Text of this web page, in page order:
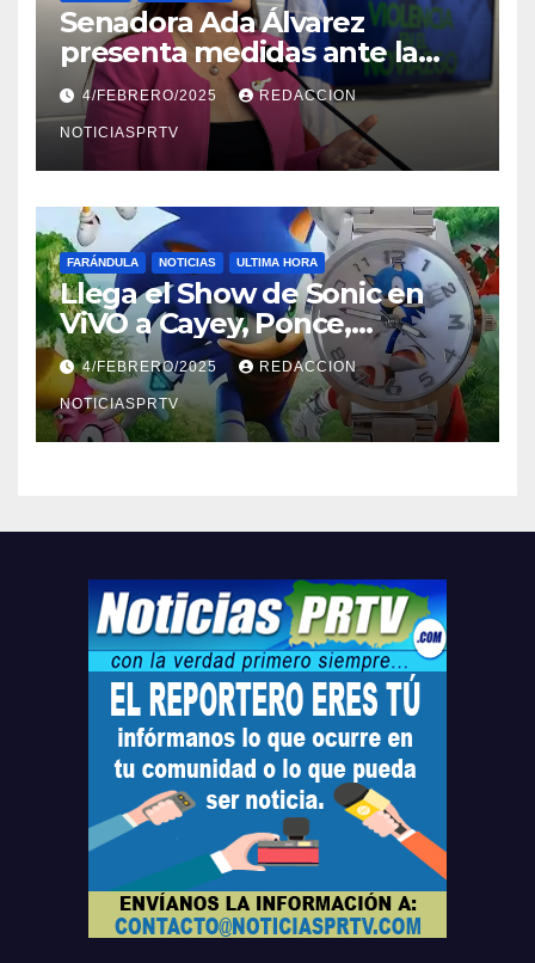
Senadora Ada Álvarez
presenta medidas ante la
violencia en el noviazgo
4/FEBRERO/2025 REDACCION
NOTICIASPRTV
FARÁNDULA NOTICIAS ULTIMA HORA
Llega el Show de Sonic en
ViVO a Cayey, Ponce,
Barceloneta y Humacao,
Relojes gratis para el que
compre ahora….
4/FEBRERO/2025 REDACCION
NOTICIASPRTV